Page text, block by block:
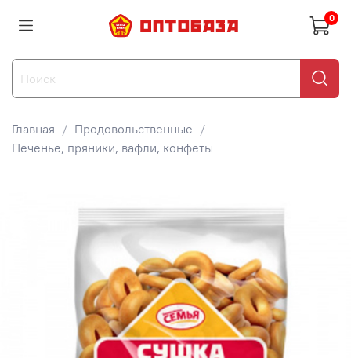
0
Главная
Продовольственные
Печенье, пряники, вафли, конфеты